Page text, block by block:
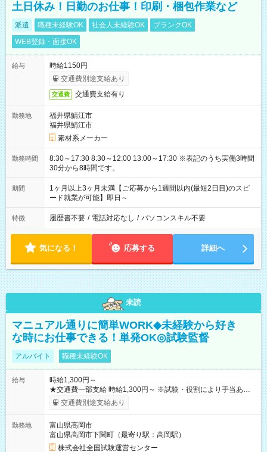
土日休み！日勤のお仕事！印刷・梱包作業など
派遣 職種未経験OK 社会人未経験OK
ブランクOK
WEB登録・面接OK
給与
時給1150円
交通費別途支給あり
交通費 交通費支給有り
勤務地
福井県鯖江市
福井県鯖江市
素材系メーカー
勤務時間
8:30～17:30 8:30～12:00 13:00～17:30 ※表記のうち実働3時間
30分から8時間です。
期間
1ヶ月以上3ヶ月未満【ご応募から1週間以内(最短2日目)のスピ
ード就業が可能】即日～
特徴 履歴書不要 / 電話対応なし / パソコンスキル不要
気になる！ 応募する 詳細へ
未読
マニュアル通りに簡単WORK◆未経験から好き
な時にお仕事できる！単発OK◎試験監督
アルバイト 職種未経験OK
給与
時給1,300円～
★交通費一部支給 時給1,300円～ ※試験・役割により手当あり
※勤務回数により昇給あり 【即給（前払い）オプションあ
り！】 希望される場合、勤務から1週間ほどで給与の一部を受け
例】 ・河合塾模擬試験 8:30～17:30（休憩1時間） 時給1,300円
×8時間＝日収10,400円＋交通費 ※当日の役割により時給＋100
円の場合あり ・国家試験 7:00～13:30（休憩なし） 時給1,300
交通費別途支給あり
勤務地
富山県高岡市
富山県高岡市下関町（最寄り駅：高岡駅）
株式会社全国試験運営センター